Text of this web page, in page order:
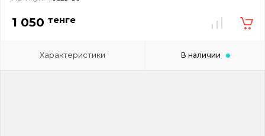
1 050 тенге
Характеристики В наличии